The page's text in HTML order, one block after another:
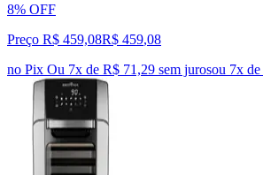
8% OFF
Preço R$ 459,08R$ 459,08
no Pix Ou 7x de R$ 71,29 sem jurosou 7x de